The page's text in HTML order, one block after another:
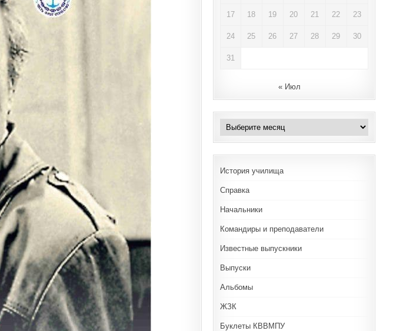
17 18 19 20 21 22 23
24 25 26 27 28 29 30
31
« Июл
Архивы
История училища
Справка
Начальники
Командиры и преподаватели
Известные выпускники
Выпуски
Альбомы
ЖЗК
Буклеты КВВМПУ